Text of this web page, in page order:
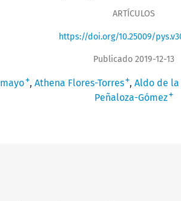
ARTÍCULOS
https://doi.org/10.25009/
Publicado 2019-12-13
+ Athena Flores-Torres+ Aldo de
Peñaloza-Gómez+